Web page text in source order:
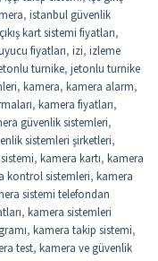
, istanbul güvenlik
kart sistemi fiyatları,
fiyatları, izi, izleme
turnike, jetonlu turnike
, kamera, kamera alarm,
, kamera fiyatları,
güvenlik sistemleri,
sistemleri şirketleri,
, kamera kartı, kamera
kontrol sistemleri, kamera
sistemi telefondan
, kamera sistemleri
, kamera takip sistemi,
test, kamera ve güvenlik